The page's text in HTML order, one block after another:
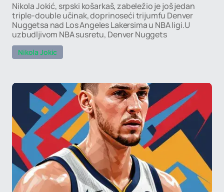
Nikola Jokić, srpski košarkaš, zabeležio je još jedan
triple-double učinak, doprinoseći trijumfu Denver
Nuggetsa nad Los Angeles Lakersima u NBA ligi.U
uzbudljivom NBA susretu, Denver Nuggets
Nikola Jokic